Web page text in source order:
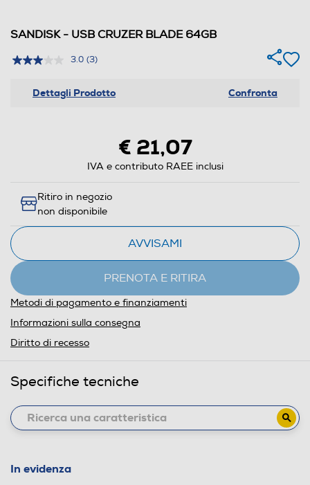
SANDISK - USB CRUZER BLADE 64GB
3.0 (3)
Dettagli Prodotto Confronta
€ 21,07
IVA e contributo RAEE inclusi
Ritiro in negozio
non disponibile
AVVISAMI
PRENOTA E RITIRA
Metodi di pagamento e finanziamenti
Informazioni sulla consegna
Diritto di recesso
Specifiche tecniche
In evidenza